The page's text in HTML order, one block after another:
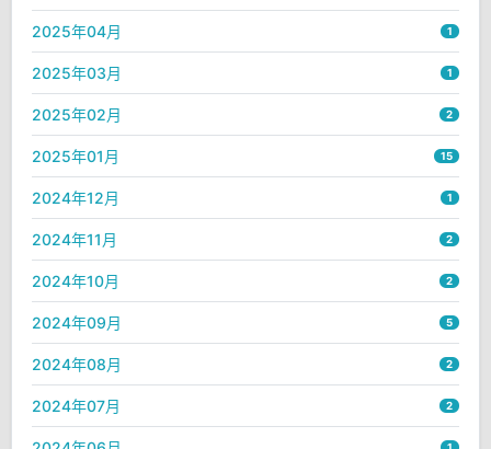
2025年04月 1
2025年03月 1
2025年02月 2
2025年01月 15
2024年12月 1
2024年11月 2
2024年10月 2
2024年09月 5
2024年08月 2
2024年07月 2